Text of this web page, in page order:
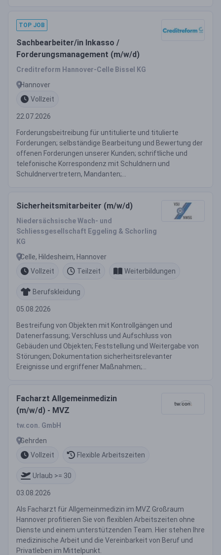
TOP JOB
Sachbearbeiter/in Inkasso /
Forderungsmanagement (m/w/d)
Creditreform Hannover-Celle Bissel KG
Hannover
Vollzeit
22.07.2026
Forderungsbeitreibung für untitulierte und titulierte
Forderungen; selbständige Bearbeitung und Bewertung der
offenen Forderungen unserer Kunden; schriftliche und
telefonische Korrespondenz mit Schuldnern und
Schuldnervertretern, Mandanten;...
Sicherheitsmitarbeiter (m/w/d)
Niedersächsische Wach- und
Schliessgesellschaft Eggeling & Schorling
KG
Celle, Hildesheim, Hannover
Vollzeit
Teilzeit Weiterbildungen
Berufskleidung
05.08.2026
Bestreifung von Objekten mit Kontrollgängen und
Datenerfassung; Verschluss und Aufschluss von
Gebäuden und Objekten; Feststellung und Weitergabe von
Störungen; Dokumentation sicherheitsrelevanter
Ereignisse und ergriffener Maßnahmen;...
Facharzt Allgemeinmedizin
(m/w/d) - MVZ
tw.con. GmbH
Gehrden
Vollzeit
Flexible Arbeitszeiten
Urlaub >= 30
03.08.2026
Als Facharzt für Allgemeinmedizin im MVZ Großraum
Hannover profitieren Sie von flexiblen Arbeitszeiten ohne
Dienste und einem unterstützenden Team. Hier stehen Ihre
medizinische Arbeit und die Vereinbarkeit von Beruf und
Privatleben im Mittelpunkt.